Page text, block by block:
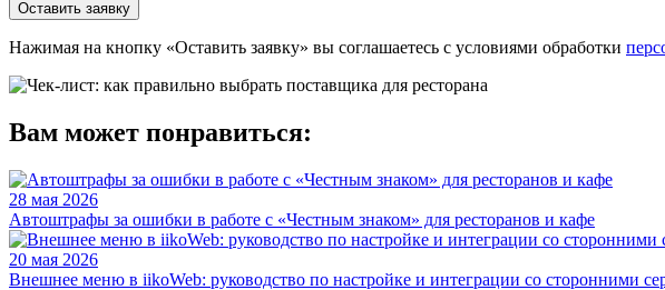
Оставить заявку
Нажимая на кнопку «Оставить заявку» вы соглашаетесь с условиями обработки
Вам может понравиться:
28 мая 2026
Автоштрафы за ошибки в работе с «Честным знаком» для ресторанов и кафе
20 мая 2026
Внешнее меню в iikoWeb: руководство по настройке и интеграции со сторонними